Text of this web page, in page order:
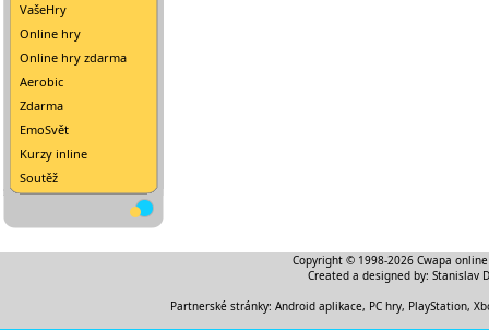
VašeHry
Online hry
Online hry zdarma
Aerobic
Zdarma
EmoSvět
Kurzy inline
Soutěž
Copyright © 1998-2026 Cwapa
Created a designed by: Stanislav
Partnerské stránky: Android aplikace, PC hry, PlayStation,